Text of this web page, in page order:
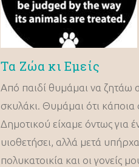
Τα Ζώα κι Εμείς
Από παιδί θυμάμαι να ζητάω
σκυλάκι. Θυμάμαι ότι κάποια
Δημοτικού είχαμε όντως για
υιοθετήσει, αλλά μετά
πολυκατοικία και οι γονείς